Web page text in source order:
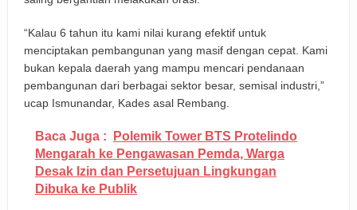
“Kalau 6 tahun itu kami nilai kurang efektif untuk
menciptakan pembangunan yang masif dengan cepat. Kami
bukan kepala daerah yang mampu mencari pendanaan
pembangunan dari berbagai sektor besar, semisal industri,”
ucap Ismunandar, Kades asal Rembang.
Baca Juga :
Polemik Tower BTS Protelindo
Mengarah ke Pengawasan Pemda, Warga
Desak Izin dan Persetujuan Lingkungan
Dibuka ke Publik